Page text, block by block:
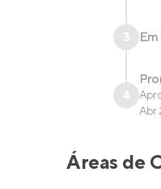
3 Em
4
Abr
Áreas de